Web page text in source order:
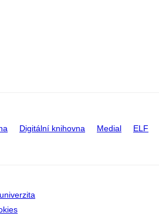
Digitální knihovna Medial ELF